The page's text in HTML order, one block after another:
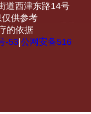
道西津东路14号
供参考
的依据
-53| 公网安备516